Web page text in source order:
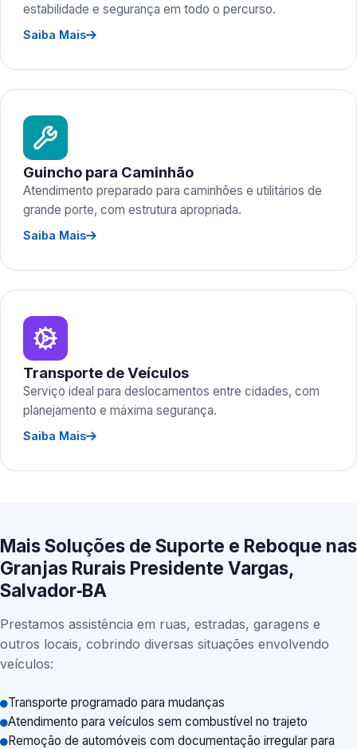
estabilidade e segurança em todo o percurso.
Saiba Mais
Guincho para Caminhão
Atendimento preparado para caminhões e utilitários de
grande porte, com estrutura apropriada.
Saiba Mais
Transporte de Veículos
Serviço ideal para deslocamentos entre cidades, com
planejamento e máxima segurança.
Saiba Mais
Mais Soluções de Suporte e Reboque nas
Granjas Rurais Presidente Vargas,
Salvador‑BA
Prestamos assistência em ruas, estradas, garagens e
outros locais, cobrindo diversas situações envolvendo
veículos:
Transporte programado para mudanças
Atendimento para veículos sem combustível no trajeto
Remoção de automóveis com documentação irregular para